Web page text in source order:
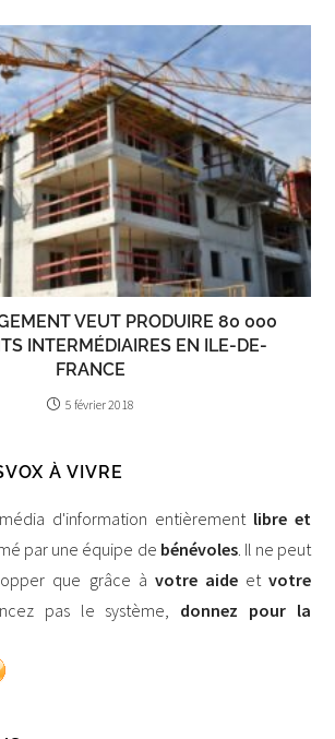
VEUT PRODUIRE 80 000
INTERMÉDIAIRES EN ILE-DE-
FRANCE
5 février 2018
À VIVRE
d'information entièrement libre et
par une équipe de bénévoles. Il ne peut
que grâce à votre aideet votre
pas le système, donnez pour la